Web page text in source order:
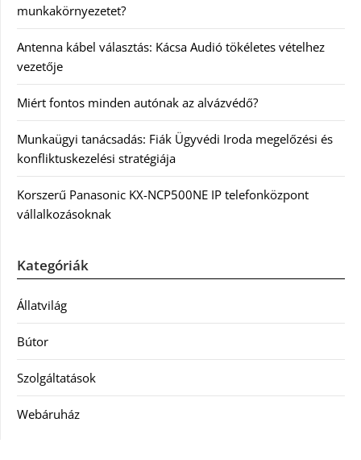
munkakörnyezetet?
Antenna kábel választás: Kácsa Audió tökéletes vételhez
vezetője
Miért fontos minden autónak az alvázvédő?
Munkaügyi tanácsadás: Fiák Ügyvédi Iroda megelőzési és
konfliktuskezelési stratégiája
Korszerű Panasonic KX-NCP500NE IP telefonközpont
vállalkozásoknak
Kategóriák
Állatvilág
Bútor
Szolgáltatások
Webáruház